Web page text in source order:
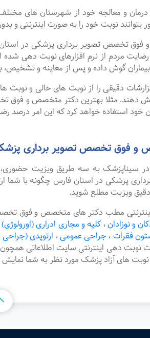
درمان و معالجه خود از شهرستان های
بتوانند نوبت خود را به صورت اینترنتی و
تخصص تصویر برداری پزشکی در استان
مردم از نرم افزارهای نوبت دهی
گوش داده و پس از معاینه و تشخیص،
دقیقی را از نوبت های خالی و نوبت
دهند. مثلا بهترین دکتر متخصص و
خود استفاده خواهد کرد که این امر درصد
و فوق تخصص تصویر برداری
در سیناپزشک به سه طریق ویزیت
پزشکی در استان فارس چگونه با شما
ویزیت مطلع شوید.
مطب دکتر های متخصص و فوق تخصص
و نوزادان، کلیه و مجاری ادراری (اورولوژی)
فقرات ، جراحی عمومی، ارتوپدی
نوبت دهی اینترنتی سایت اطلاعاتی
های آزاد پزشک مورد نظر به شما